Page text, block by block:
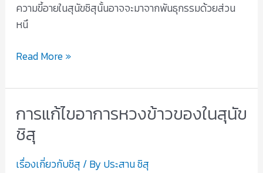
ความขี้อายในสุนัขชิสุนั้นอาจจะมาจากพันธุกรรมด้วยส่วน
หนึ
Read More »
การแก้ไขอาการหวงข้าวของในสุนัข
ชิสุ
เรื่องเกี่ยวกับชิสุ / By ประสาน ชิสุ
การ
แก้ไข
อาการ
หวง